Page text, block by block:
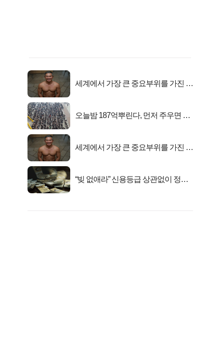
세계에서 가장 큰 중요부위를 가진 남
오늘밤 187억뿌린다, 먼저 주우면 최
세계에서 가장 큰 중요부위를 가진 남
“빚 없애라” 신용등급 상관없이 정부